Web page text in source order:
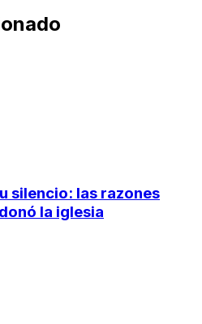
silencio: las razones
la iglesia